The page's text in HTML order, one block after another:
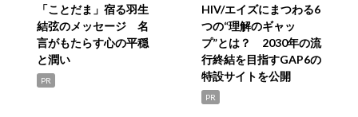
「ことだま」宿る羽生
結弦のメッセージ 名
言がもたらす心の平穏
と潤い
PR
HIV/エイズにまつわる6
つの“理解のギャッ
プ”とは？ 2030年の流
行終結を目指すGAP6の
特設サイトを公開
PR